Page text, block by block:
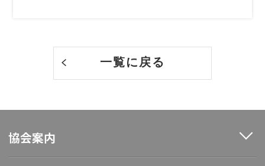
一覧に戻る
協会案内